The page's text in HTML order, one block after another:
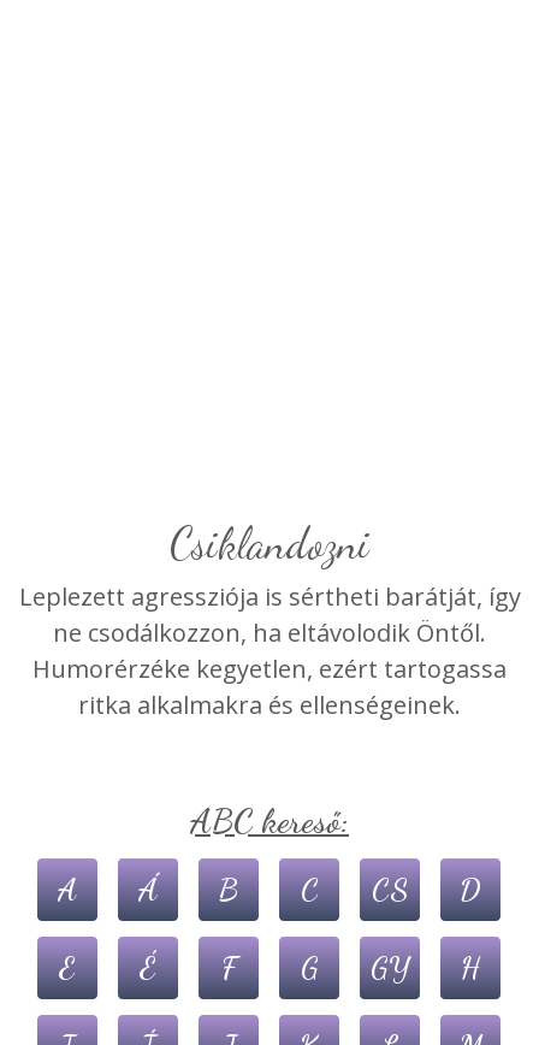
Csiklandozni
Leplezett agressziója is sértheti barátját, így
ne csodálkozzon, ha eltávolodik Öntől.
Humorérzéke kegyetlen, ezért tartogassa
ritka alkalmakra és ellenségeinek.
ABC kereső:
A Á B C CS D
E É F G GY H